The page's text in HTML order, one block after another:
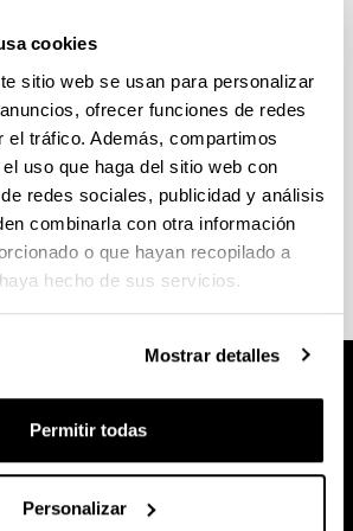
cookies
sitio web se usan para personalizar
ofrecer funciones de redes
el tráfico. Además, compartimos
uso que haga del sitio web con
redes sociales, publicidad y análisis
combinarla con otra información
o que hayan recopilado a
hecho de sus servicios.
Mostrar detalles
Permitir todas
Personalizar
de accesibilidad
accesibilidad de la EHU